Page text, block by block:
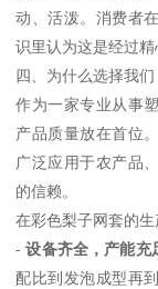
动、活泼。消费者
识里认为这是经过
四、为什么选择我
作为一家专业从事
产品质量放在首位
广泛应用于农产品
的信赖。
在彩色梨子网套的
-设备齐全，产能充
配比到发泡成型再